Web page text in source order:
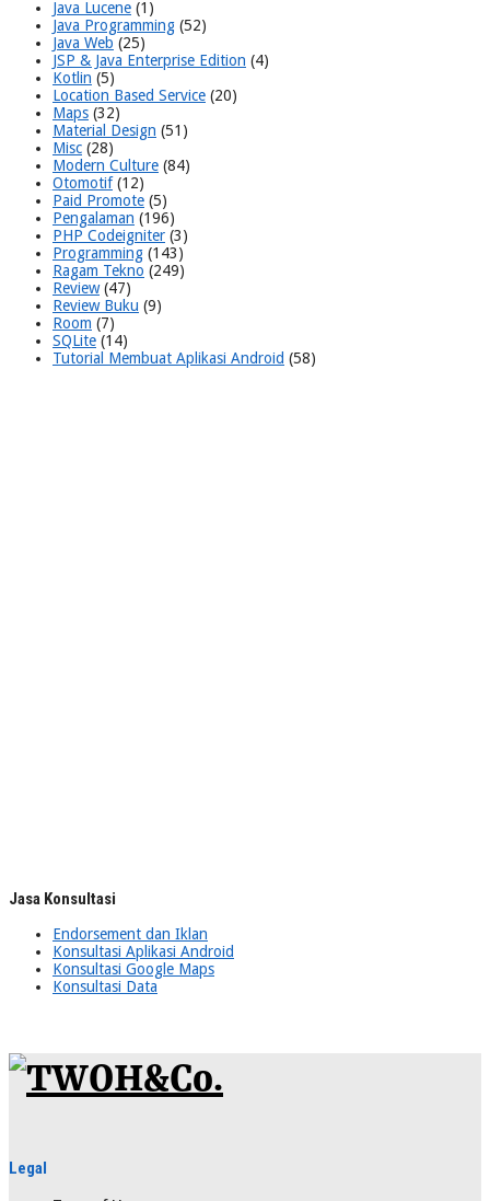
Java Lucene (1)
Java Programming (52)
Java Web (25)
JSP & Java Enterprise Edition (4)
Kotlin (5)
Location Based Service (20)
Maps (32)
Material Design (51)
Misc (28)
Modern Culture (84)
Otomotif(12)
Paid Promote (5)
Pengalaman (196)
PHP Codeigniter (3)
Programming (143)
Ragam Tekno (249)
Review(47)
Review Buku (9)
Room (7)
SQLite (14)
Tutorial Membuat Aplikasi Android (58)
Jasa Konsultasi
Endorsement dan Iklan
Konsultasi Aplikasi Android
Konsultasi Google Maps
Konsultasi Data
Legal